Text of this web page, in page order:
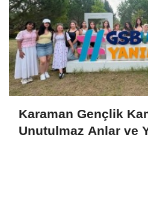
Karaman Gençlik
Unutulmaz Anlar ve